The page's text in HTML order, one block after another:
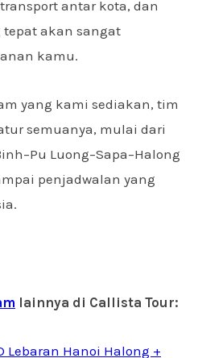
antar kota, dan
akan sangat
kamu.
yang kami sediakan, tim
semuanya, mulai dari
Luong–Sapa–Halong
penjadwalan yang
lainnya di Callista Tour:
Lebaran Hanoi Halong +